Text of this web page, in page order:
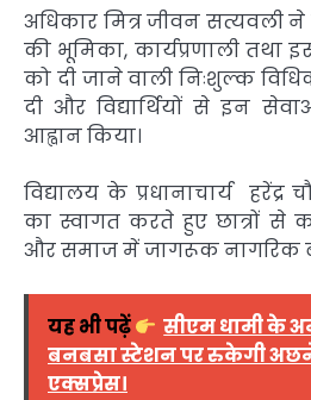
अधिकार मित्र जीवन सत्यवली ने
की भूमिका, कार्यप्रणाली
को दी जाने वाली निःशुल्क
दी और विद्यार्थियों से इन
आह्वान किया।
विद्यालय के प्रधानाचार्य हरेंद्र
का स्वागत करते हुए छात्रों
और समाज में जागरूक नागरिक
यह भी पढ़ें
सीएम धामी के
बनबसा स्टेशन पर रुकेगी
एक्सप्रेस।